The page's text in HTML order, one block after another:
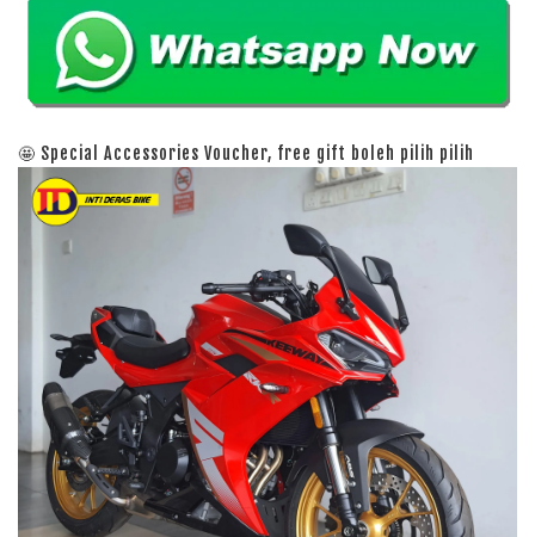
🤩 Special Accessories Voucher, free gift boleh pilih pilih